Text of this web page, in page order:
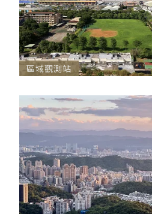
區域觀測站